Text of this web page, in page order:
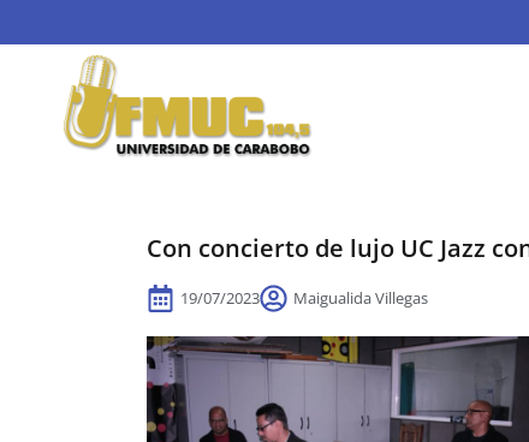
Con concierto de lujo UC Jazz
19/07/2023 Maigualida Villegas